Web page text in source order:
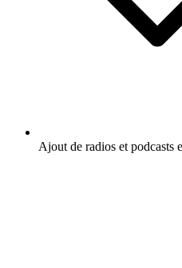
Ajout de radios et podcasts